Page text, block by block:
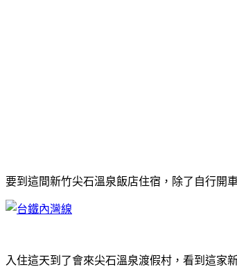
要到這間新竹尖石溫泉飯店住宿，除了自行開
入住這天到了會來尖石溫泉渡假村，看到這家